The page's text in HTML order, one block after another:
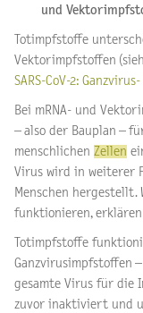
und
Totimpfstoffe
Vektorimpfstoffen
SARS-CoV-2:
Bei mRNA- und
– also der Bauplan –
menschlichen Zellen
Virus wird in weiterer
Menschen hergestellt.
funktionieren,
Totimpfstoffe
Ganzvirusimpfstoffen
gesamte Virus für die
zuvor inaktiviert und